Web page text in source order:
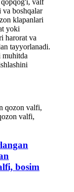
valf
boshqalar
klapanlari
yoki
harorat va
tayyorlanadi.
bosim